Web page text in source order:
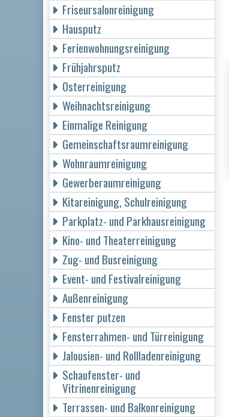
Friseursalonreinigung
Hausputz
Ferienwohnungsreinigung
Frühjahrsputz
Osterreinigung
Weihnachtsreinigung
Einmalige Reinigung
Gemeinschaftsraumreinigung
Wohnraumreinigung
Gewerberaumreinigung
Kitareinigung, Schulreinigung
Parkplatz- und Parkhausreinigung
Kino- und Theaterreinigung
Zug- und Busreinigung
Event- und Festivalreinigung
Außenreinigung
Fenster putzen
Fensterrahmen- und Türreinigung
Jalousien- und Rollladenreinigung
Schaufenster- und
Vitrinenreinigung
Terrassen- und Balkonreinigung